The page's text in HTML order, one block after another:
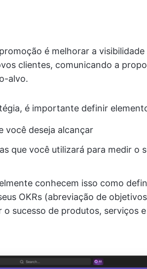
é melhorar a visibilidade
clientes, comunicando a
alvo.
é importante definir
você deseja alcançar
que você utilizará para medir o
conhecem isso como
OKRs (abreviação de
sucesso de produtos, serviços